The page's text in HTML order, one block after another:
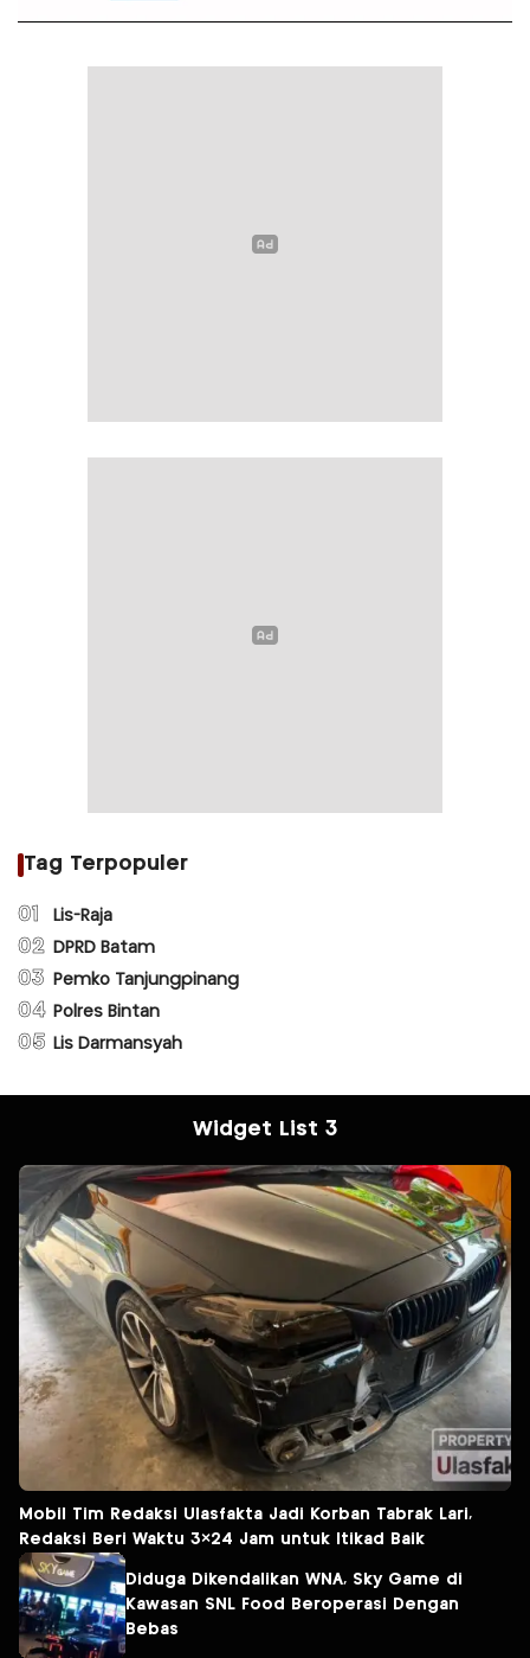
Tag Terpopuler
01 Lis-Raja
02 DPRD Batam
03 Pemko Tanjungpinang
04 Polres Bintan
05 Lis Darmansyah
Widget List 3
Mobil Tim Redaksi Ulasfakta Jadi Korban Tabrak Lari,
Redaksi Beri Waktu 3×24 Jam untuk Itikad Baik
Diduga Dikendalikan WNA, Sky Game di
Kawasan SNL Food Beroperasi Dengan
Bebas